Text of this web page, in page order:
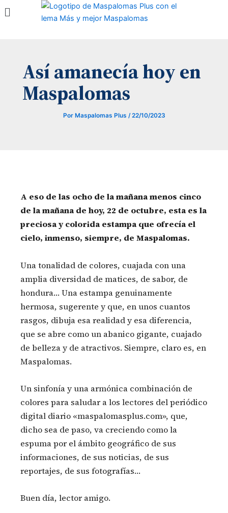
Menú
Así amanecía hoy en
Maspalomas
Por Maspalomas Plus /22/10/2023
A eso de las ocho de la mañana menos cinco
de la mañana de hoy, 22 de octubre, esta es la
preciosa y colorida estampa que ofrecía el
cielo, inmenso, siempre, de Maspalomas.
Una tonalidad de colores, cuajada con una
amplia diversidad de matices, de sabor, de
hondura… Una estampa genuinamente
hermosa, sugerente y que, en unos cuantos
rasgos, dibuja esa realidad y esa diferencia,
que se abre como un abanico gigante, cuajado
de belleza y de atractivos. Siempre, claro es, en
Maspalomas.
Un sinfonía y una armónica combinación de
colores para saludar a los lectores del periódico
digital diario «maspalomasplus.com», que,
dicho sea de paso, va creciendo como la
espuma por el ámbito geográfico de sus
informaciones, de sus noticias, de sus
reportajes, de sus fotografías…
Buen día, lector amigo.